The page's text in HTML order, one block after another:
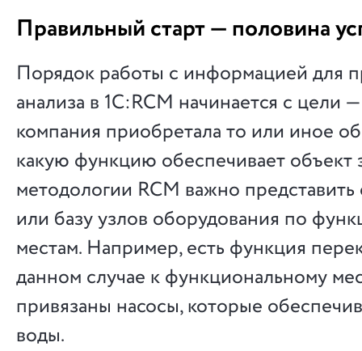
Правильный старт — половина
Порядок работы с информацией для
анализа в 1С:RCM начинается с цели
компания приобретала то или иное
какую функцию обеспечивает объект
методологии RCM важно
или базу узлов оборудования по
местам. Например, есть функция
данном случае к функциональному
привязаны насосы, которые
воды.